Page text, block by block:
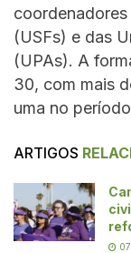
(USFs) e das
(UPAs). A
30, com mais
uma no
ARTIGOS